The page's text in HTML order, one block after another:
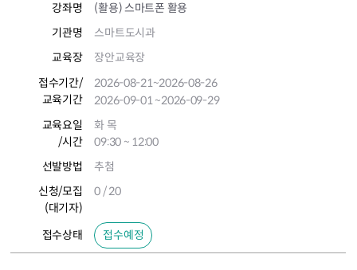
강좌명
(활용) 스마트폰 활용
기관명
스마트도시과
교육장
장안교육장
접수기간/
교육기간
2026-08-21~2026-08-26
2026-09-01~2026-09-29
교육요일
/시간
화 목
09:30 ~ 12:00
선발방법
추첨
신청/모집
(대기자)
0 / 20
접수상태 접수예정